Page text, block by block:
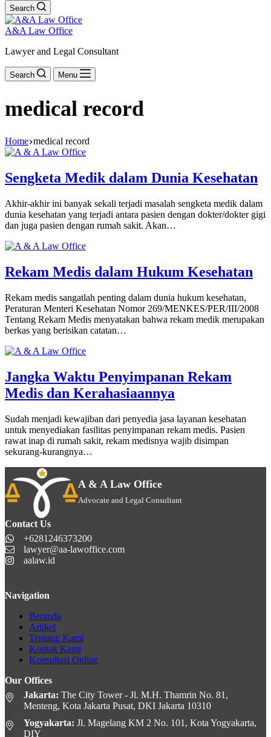
Search
A&A Law Office
Lawyer and Legal Consultant
Search Menu
medical record
Home medical record
Sengketa Medik dalam Dunia Kesehatan
Akhir-akhir ini banyak sekali terjadi masalah sengketa medik dalam
dunia kesehatan yang terjadi antara pasien dengan dokter/dokter gigi
dan juga pasien dengan rumah sakit. Akan…
Rekam Medis dalam Hukum Kesehatan
Rekam medis sangatlah penting dalam dunia hukum kesehatan,
Peraturan Menteri Kesehatan Nomor 269/MENKES/PER/III/2008
Tentang Rekam Medis menyatakan bahwa rekam medik merupakan
berkas yang berisikan catatan…
Jangka Waktu Penyimpanan Rekam
Medis dan Kerahasiaannya
Sudah menjadi kewajiban dari penyedia jasa layanan kesehatan
untuk menyediakan fasilitas penyimpanan rekam medis. Pasien
rawat inap di rumah sakit, rekam medisnya wajib disimpan
sekurang-kurangnya…
A & A Law Office
Advocate and Legal Consultant
Contact Us
+6281246373200
lawyer@aa-lawoffice.com
aalaw.id
Navigation
Beranda
Artikel
Tentang Kami
Kontak Kami
Konsultasi Online
Our Offices
Jakarta: The City Tower - Jl. M.H. Thamrin No. 81,
Menteng, Kota Jakarta Pusat, DKI Jakarta 10310
Yogyakarta: Jl. Magelang KM 2 No. 101, Kota Yogyakarta,
DIY